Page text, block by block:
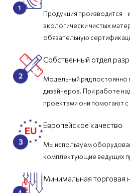
Продукция производится
экологически чистых
обязательную
Собственный отдел
Модельный ряд постоянно
дизайнеров. При работе
проектами они помогают
Европейское качество
Мы используем
комплектующие ведущих
Минимальная торговая